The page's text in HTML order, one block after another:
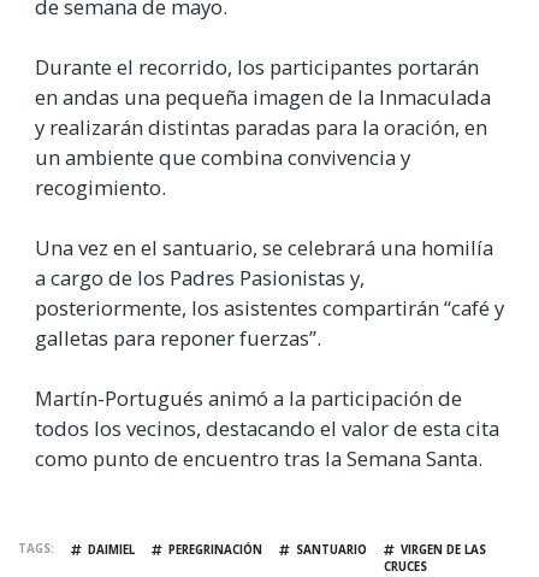
de semana de mayo.
Durante el recorrido, los participantes portarán
en andas una pequeña imagen de la Inmaculada
y realizarán distintas paradas para la oración, en
un ambiente que combina convivencia y
recogimiento.
Una vez en el santuario, se celebrará una homilía
a cargo de los Padres Pasionistas y,
posteriormente, los asistentes compartirán “café y
galletas para reponer fuerzas”.
Martín-Portugués animó a la participación de
todos los vecinos, destacando el valor de esta cita
como punto de encuentro tras la Semana Santa.
TAGS DAIMIEL PEREGRINACIÓN SANTUARIO
VIRGEN DE LAS
CRUCES